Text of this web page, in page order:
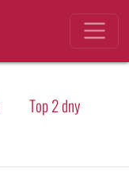
Top 2 dny